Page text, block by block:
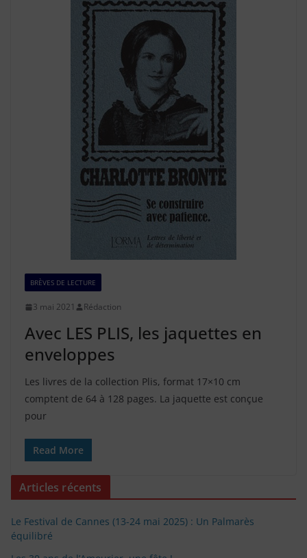
BRÈVES DE LECTURE
3 mai 2021 Rédaction
Avec LES PLIS, les jaquettes en
enveloppes
Les livres de la collection Plis, format 17×10 cm
comptent de 64 à 128 pages. La jaquette est conçue
pour
Read More
Articles récents
Le Festival de Cannes (13-24 mai 2025) : Un Palmarès
équilibré